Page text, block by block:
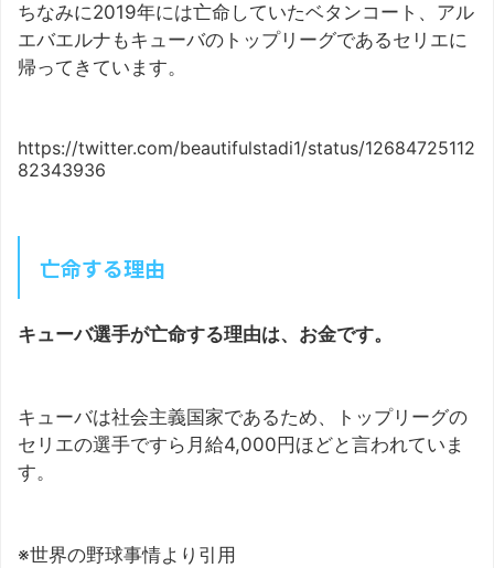
ちなみに2019年には亡命していたベタンコート、アル
エバエルナもキューバのトップリーグであるセリエに
帰ってきています。
https://twitter.com/beautifulstadi1/status/12684725112
82343936
亡命する理由
キューバ選手が亡命する理由は、お金です。
キューバは社会主義国家であるため、トップリーグの
セリエの選手ですら月給4,000円ほどと言われていま
す。
※世界の野球事情より引用